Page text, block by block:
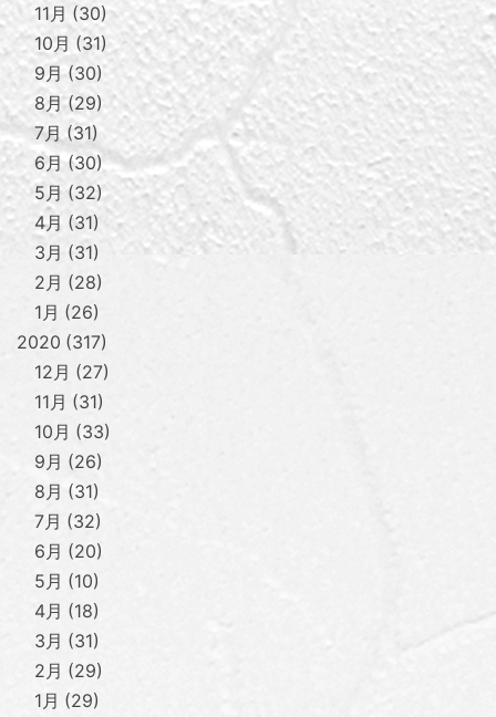
11月
30
10月
31
9月 30
8月
29
7月
31
6月
30
5月 32
4月
31
3月
31
2月
28
1月
26
2020 317
12月
27
11月
31
10月
33
9月
26
8月
31
7月
32
6月
20
5月
10
4月
18
3月
31
2月
29
1月
29